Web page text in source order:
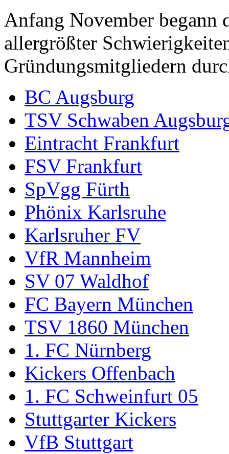
Anfang November begann
allergrößter
Gründungsmitgliedern
BC Augsburg
TSV Schwaben
Eintracht Frankfurt
FSV Frankfurt
SpVgg Fürth
Phönix Karlsruhe
Karlsruher FV
VfR Mannheim
SV 07 Waldhof
FC Bayern München
TSV 1860 München
1. FC Nürnberg
Kickers Offenbach
1. FC Schweinfurt 05
Stuttgarter Kickers
VfB Stuttgart